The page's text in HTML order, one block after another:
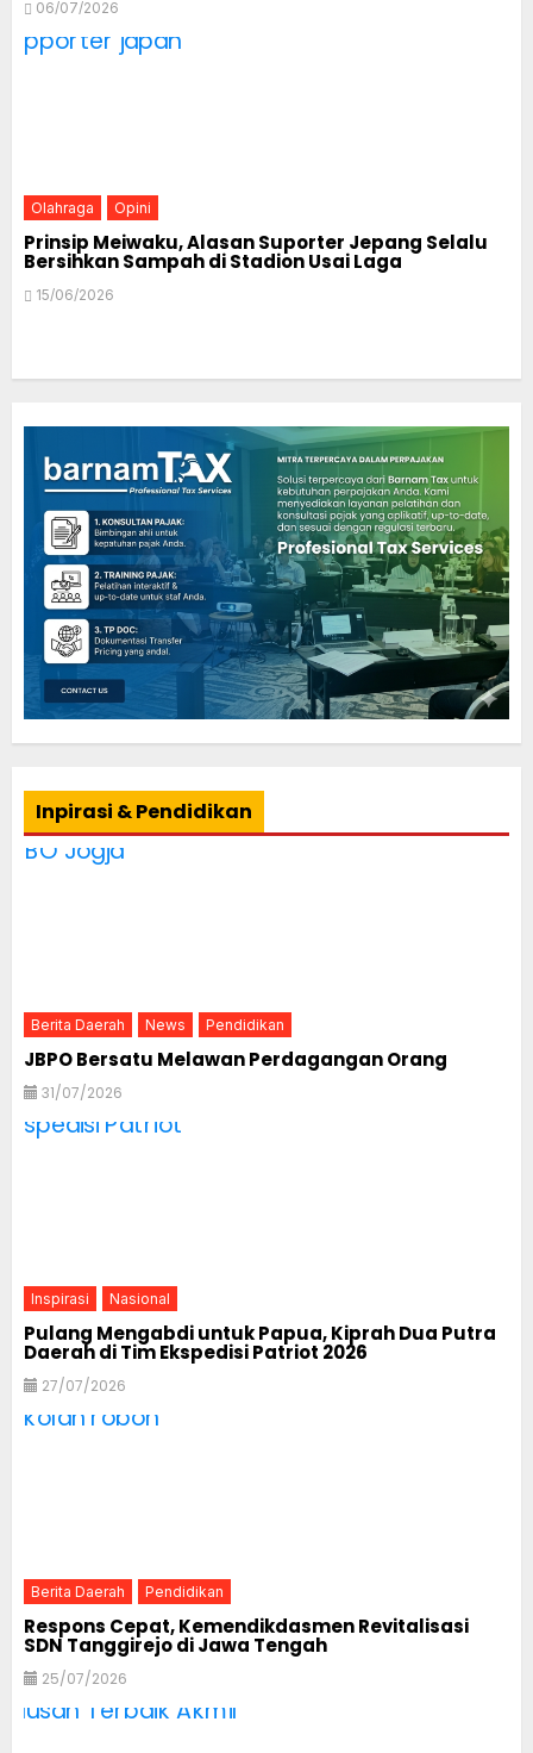
06/07/2026
Olahraga Opini
Prinsip Meiwaku, Alasan Suporter Jepang Selalu
Bersihkan Sampah di Stadion Usai Laga
15/06/2026
Inpirasi & Pendidikan
Berita Daerah News Pendidikan
JBPO Bersatu Melawan Perdagangan Orang
31/07/2026
Inspirasi Nasional
Pulang Mengabdi untuk Papua, Kiprah Dua Putra
Daerah di Tim Ekspedisi Patriot 2026
27/07/2026
Berita Daerah Pendidikan
Respons Cepat, Kemendikdasmen Revitalisasi
SDN Tanggirejo di Jawa Tengah
25/07/2026